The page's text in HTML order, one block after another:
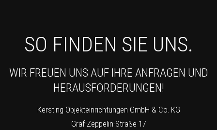
SO FINDEN SIE UNS.
WIR FREUEN UNS AUF IHRE ANFRAGEN UND
HERAUSFORDERUNGEN!
Kersting Objekteinrichtungen GmbH & Co. KG
Graf-Zeppelin-Straße 17